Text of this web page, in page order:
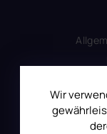
Wir